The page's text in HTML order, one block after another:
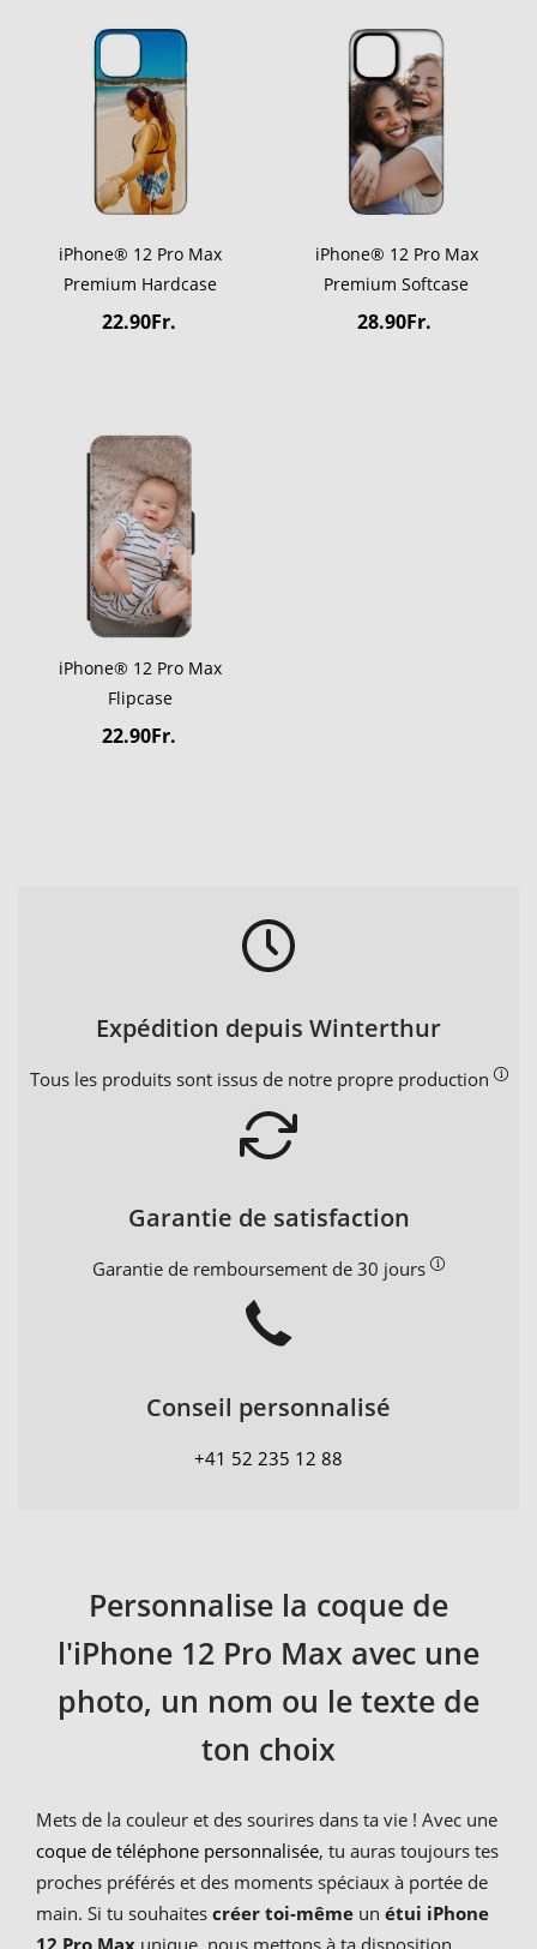
iPhone® 12 Pro Max
Premium Hardcase
22.90Fr.
iPhone® 12 Pro Max
Premium Softcase
28.90Fr.
iPhone® 12 Pro Max
Flipcase
22.90Fr.
Expédition depuis Winterthur
Tous les produits sont issus de notre propre production
Garantie de satisfaction
Garantie de remboursement de 30 jours
Conseil personnalisé
+41 52 235 12 88
Personnalise la coque de
l'iPhone 12 Pro Max avec une
photo, un nom ou le texte de
ton choix
Mets de la couleur et des sourires dans ta vie ! Avec une
coque de téléphone personnalisée, tu auras toujours tes
proches préférés et des moments spéciaux à portée de
main. Si tu souhaites créer toi-même un étui iPhone
12 Pro Max unique, nous mettons à ta disposition